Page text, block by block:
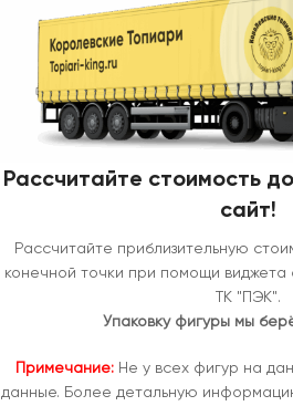
Рассчитайте стоимость
сайт!
Рассчитайте приблизительную
конечной точки при помощи виджета
ТК "ПЭК".
Упаковку фигуры мы
Примечание: Не у всех фигур на
данные. Более детальную